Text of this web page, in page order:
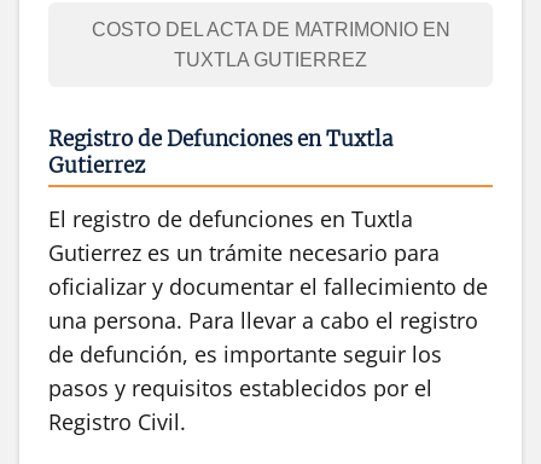
COSTO DEL ACTA DE MATRIMONIO EN
TUXTLA GUTIERREZ
Registro de Defunciones en Tuxtla
Gutierrez
El registro de defunciones en Tuxtla
Gutierrez es un trámite necesario para
oficializar y documentar el fallecimiento de
una persona. Para llevar a cabo el registro
de defunción, es importante seguir los
pasos y requisitos establecidos por el
Registro Civil.